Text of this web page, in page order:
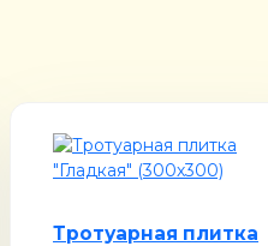
Тротуарная плитка